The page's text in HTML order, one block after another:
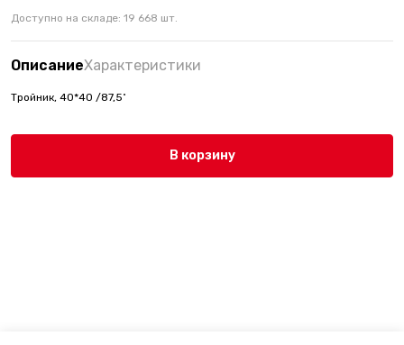
Доступно на складе: 19 668 шт.
ОписаниеХарактеристики
Тройник, 40*40 /87,5˚
В корзину